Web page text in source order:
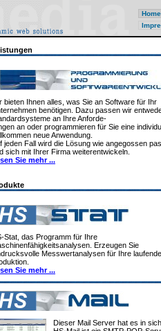
Home
bieten Ihnen alles, was Sie an Software für Ihr
benötigen. Dazu passen wir
an Ihre Anforde-
an oder programmieren für Sie eine
neue Anwendung.
jeden Fall wird die Lösung wie angegossen
sich mit Ihrer Firma weiterentwickeln.
Sie mehr ...
Stat, das Programm für Ihre
Erzeugen Sie
Messwertanalysen für Ihre laufende
Sie mehr ...
Dieser Mail Server hat es in